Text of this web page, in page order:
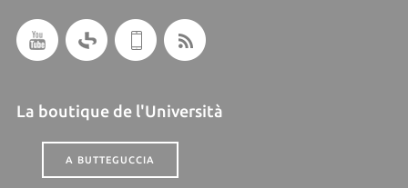
La boutique de l'Università
A BUTTEGUCCIA